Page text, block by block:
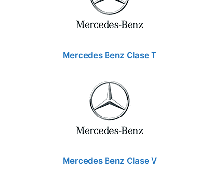
Mercedes Benz Clase T
Mercedes Benz Clase V